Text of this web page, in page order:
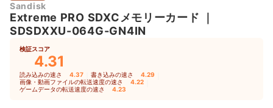
Sandisk
Extreme PRO SDXCメモリーカード
SDSDXXU-064G-GN4IN
検証スコア
4.31
読み込みの速さ 4.37 書き込みの速さ 4.29
画像・動画ファイルの転送速度の速さ 4.22
ゲームデータの転送速度の速さ 4.23